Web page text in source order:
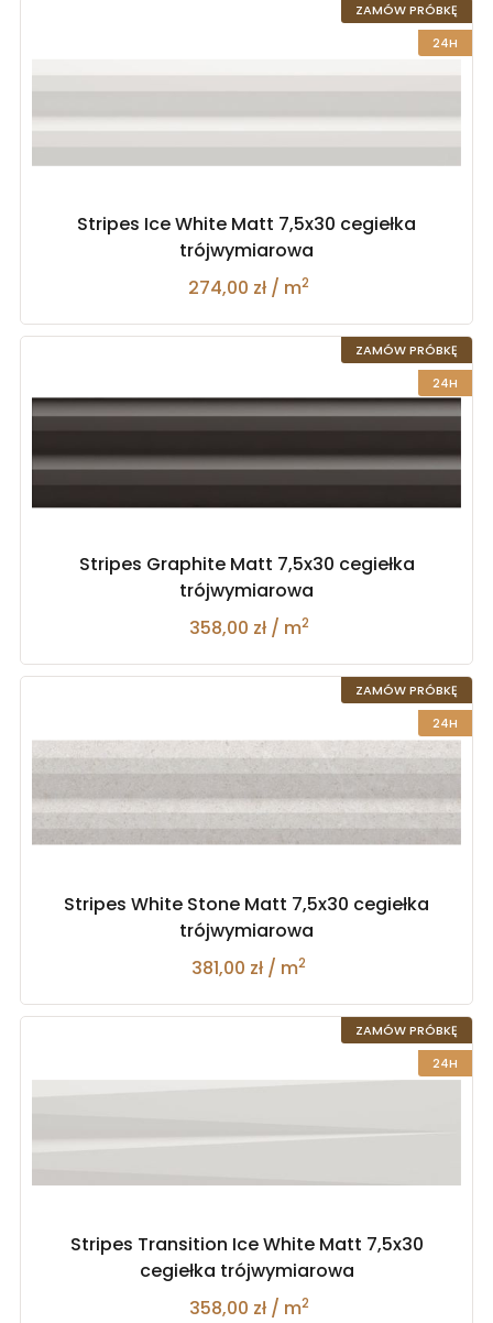
ZAMÓW PRÓBKĘ
24H
Stripes Ice White Matt 7,5x30 cegiełka
trójwymiarowa
274,00 zł / m2
ZAMÓW PRÓBKĘ
24H
Stripes Graphite Matt 7,5x30 cegiełka
trójwymiarowa
358,00 zł / m2
ZAMÓW PRÓBKĘ
24H
Stripes White Stone Matt 7,5x30 cegiełka
trójwymiarowa
381,00 zł / m2
ZAMÓW PRÓBKĘ
24H
Stripes Transition Ice White Matt 7,5x30
cegiełka trójwymiarowa
358,00 zł / m2